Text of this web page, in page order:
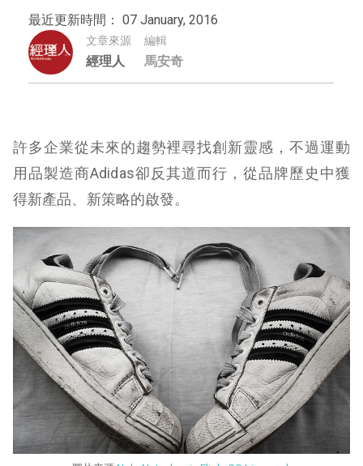
最近更新時間： 07 January, 2016
文章來源
經理人
編輯
馬安奇
許多企業從未來的趨勢裡尋找創新靈感，不過運動
用品製造商Adidas卻反其道而行，從品牌歷史中獲
得新產品、新策略的啟發。